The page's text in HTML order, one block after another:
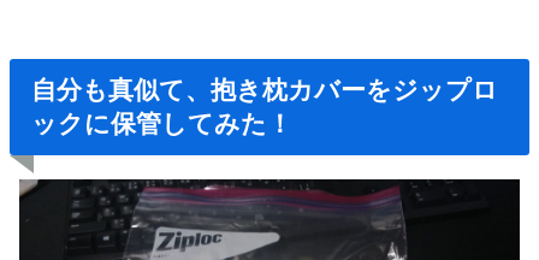
自分も真似て、抱き枕カバーをジップロ
ックに保管してみた！